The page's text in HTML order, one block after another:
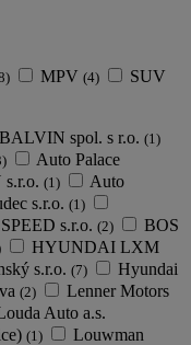
MPV (4) SUV
spol. s r.o. (1)
Auto Palace
(1)
Auto
s.r.o. (1)
s.r.o. (2)
BOS
HYUNDAI LXM
s.r.o. (7)
Hyundai
(2)
Lenner Motors
Auto a.s.
(1)
Louwman